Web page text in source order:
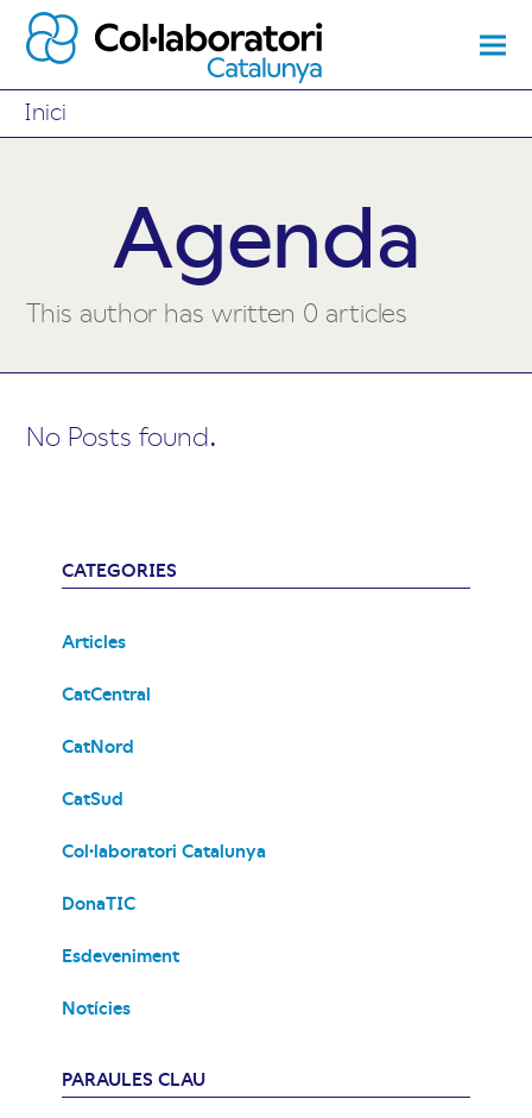
Inici
Agenda
This author has written 0 articles
No Posts found.
CATEGORIES
Articles
CatCentral
CatNord
CatSud
Col·laboratori Catalunya
DonaTIC
Esdeveniment
Notícies
PARAULES CLAU